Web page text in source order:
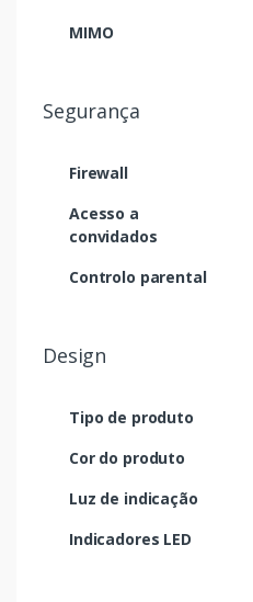
MIMO
Segurança
Firewall
Acesso a
convidados
Controlo parental
Design
Tipo de produto
Cor do produto
Luz de indicação
Indicadores LED